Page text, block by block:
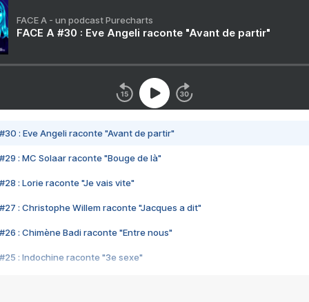
FACE A - un podcast Purecharts
FACE A #30 : Eve Angeli raconte "Avant de partir"
#30 : Eve Angeli raconte "Avant de partir"
#29 : MC Solaar raconte "Bouge de là"
#28 : Lorie raconte "Je vais vite"
#27 : Christophe Willem raconte "Jacques a dit"
#26 : Chimène Badi raconte "Entre nous"
#25 : Indochine raconte "3e sexe"